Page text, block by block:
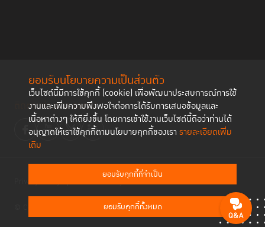
ยอมรับนโยบายความเป็นส่วนตัว
เว็บไซต์นี้มีการใช้คุกกี้ (cookie) เพื่อพัฒนาประสบการณ์การใช้
งานและเพิ่มความพึงพอใจต่อการได้รับการเสนอข้อมูลและ
เนื้อหาต่างๆ ให้ดียิ่งขึ้น โดยการเข้าใช้งานเว็บไซต์นี้ถือว่าท่านได้
อนุญาตให้เราใช้คุกกี้ตามนโยบายคุกกี้ของเรา รายละเอียดเพิ่ม
เติม
ยอมรับคุกกี้ที่จำเป็น
ยอมรับคุกกี้ทั้งหมด
ติดตามช่องทาง social
© Copyright 2023 Thailand Institute of Justice All Rights Reserved
Privacy Policy Cookies Policy